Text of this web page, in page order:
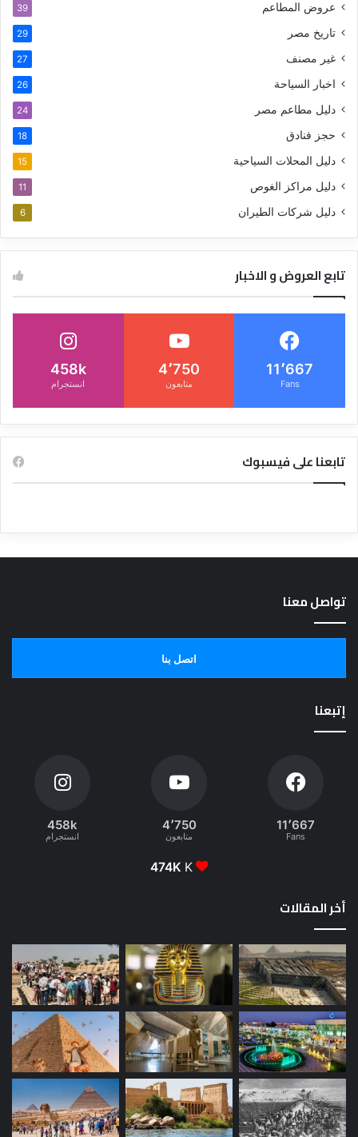
عروض المطاعم 39
تاريخ مصر 29
غير مصنف 27
اخبار السياحة 26
دليل مطاعم مصر 24
حجز فنادق 18
دليل المحلات السياحية 15
دليل مراكز الغوص 11
دليل شركات الطيران 6
تابع العروض و الاخبار
11٬667
Fans
4٬750
متابعون
458k
انستجرام
تابعنا على فيسبوك
تواصل معنا
اتصل بنا
إتبعنا
11٬667
Fans
4٬750
متابعون
458k
انستجرام
474K K
أخر المقالات